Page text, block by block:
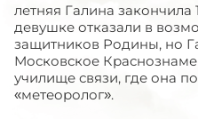
летняя Галина закончила
девушке отказали в
защитников Родины, но
Московское
училище связи, где она
«метеоролог».